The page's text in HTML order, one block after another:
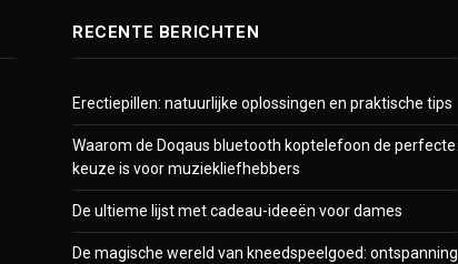
RECENTE BERICHTEN
Erectiepillen: natuurlijke oplossingen en praktische tips
Waarom de Doqaus bluetooth koptelefoon de perfecte
keuze is voor muziekliefhebbers
De ultieme lijst met cadeau-ideeën voor dames
De magische wereld van kneedspeelgoed: ontspanning